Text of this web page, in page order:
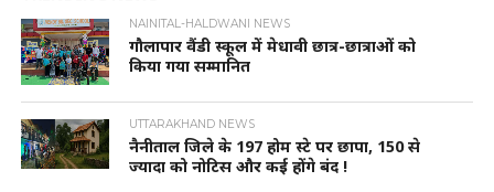
NAINITAL-HALDWANI NEWS
गौलापार वैंडी स्कूल में मेधावी छात्र-छात्राओं को
किया गया सम्मानित
UTTARAKHAND NEWS
नैनीताल जिले के 197 होम स्टे पर छापा, 150 से
ज्यादा को नोटिस और कई होंगे बंद !